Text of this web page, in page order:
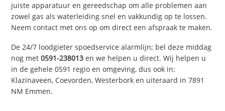
juiste apparatuur en gereedschap om alle problemen aan
zowel gas als waterleiding snel en vakkundig op te lossen.
Neem contact met ons op om direct een afspraak te maken.
De 24/7 loodgieter spoedservice alarmlijn; bel deze middag
nog met0591-238013 en we helpen u direct. Wij helpen u
in de gehele 0591 regio en omgeving, dus ook in:
Klazinaveen, Coevorden, Westerbork en uiteraard in 7891
NM Emmen.